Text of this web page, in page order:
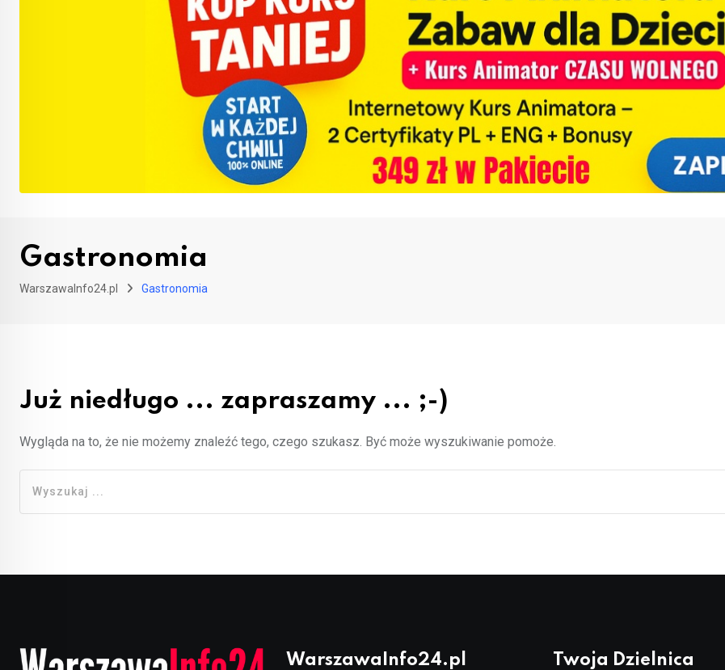
Gastronomia
WarszawaInfo24.pl Gastronomia
Już niedługo ... zapraszamy ... ;-)
Wygląda na to, że nie możemy znaleźć tego, czego szukasz. Być może wyszukiwanie pomoże.
WarszawaInfo24.pl Twoja Dzielnica